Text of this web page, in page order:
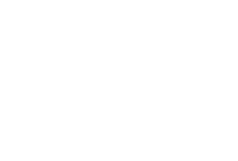
красивые, очень радует